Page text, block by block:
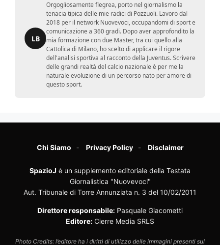
LB
Orgogliosamente flegrea, porto nel giornalismo la
tenacia tipica delle mie radici di Pozzuoli. Lavoro dal
2018 per il network Nuovevoci, occupandomi di sport e
comunicazione a 360 gradi. Dopo aver approfondito la
mia formazione con due Master, tra cui quello alla
Cattolica di Milano, ho scelto di applicare il rigore
dell'analisi sportiva al racconto della Juventus. Scrivere
delle grandi realtà del calcio nazionale è per me la
naturale evoluzione di un percorso nato per amore di
questo sport.
Chi Siamo Privacy Policy Disclaimer
SpazioJ è un supplemento editoriale della Testata
Giornalistica "Nuovevoci"
Aut. Tribunale di Torre Annunziata n. 3 del 10/02/2011
Direttore responsabile: Pasquale Giacometti
Editore: Cierre Media SRLS
Photo Credits: l’editore ha i diritti di utilizzo delle immagini presenti sul